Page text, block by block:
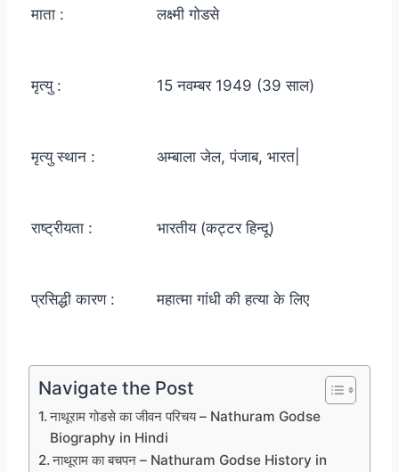
माता : लक्ष्मी गोडसे
मृत्यु : 15 नवम्बर 1949 (39 साल)
मृत्यु स्थान : अम्बाला जेल, पंजाब, भारत|
राष्ट्रीयता : भारतीय (कट्टर हिन्दू)
प्रसिद्धी कारण : महात्मा गांधी की हत्या के लिए
Navigate the Post
नाथूराम गोडसे का जीवन परिचय – Nathuram Godse
Biography in Hindi
नाथूराम का बचपन – Nathuram Godse History in